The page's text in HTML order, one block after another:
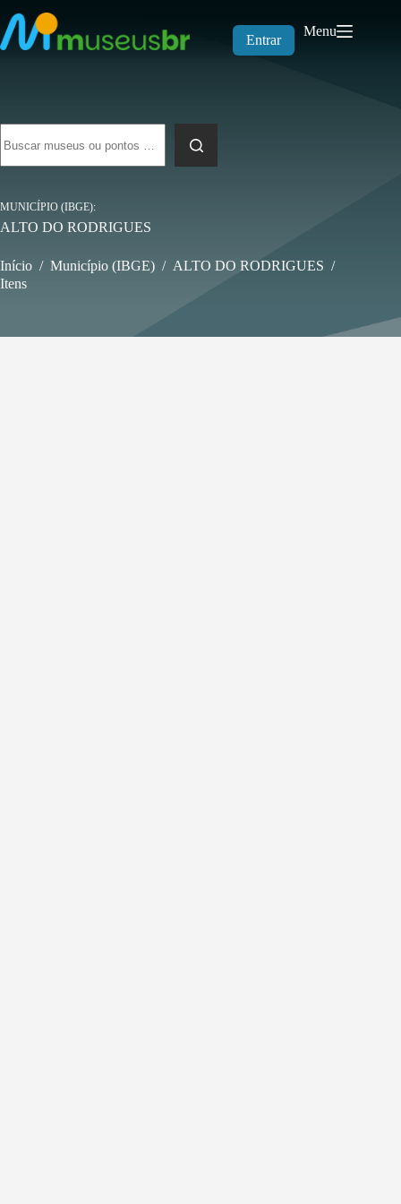
para
o
conteúdo
Entrar
Menu
resultados
MUNICÍPIO (IBGE)
ALTO DO RODRIGUES
Início / Município (IBGE) / ALTO DO RODRIGUES /
Itens